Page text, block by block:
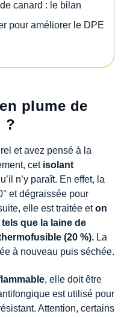
canard : le bilan
pour améliorer le DPE
plume de
?
et avez pensé à la
cet isolant
n’y paraît. En effet, la
et dégraissée pour
elle est traitée eton
que la laine de
(20 %). La
à nouveau puis séchée.
, elle doit être
est utilisé pour
Attention, certains